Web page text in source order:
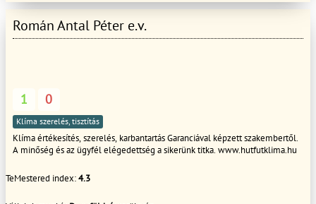
Román Antal Péter e.v.
1 0
Klíma szerelés, tisztítás
Klíma értékesítés, szerelés, karbantartás Garanciával képzett szakembertől.
A minőség és az ügyfél elégedettség a sikerünk titka. www.hutfutklima.hu
TeMestered index:4.3